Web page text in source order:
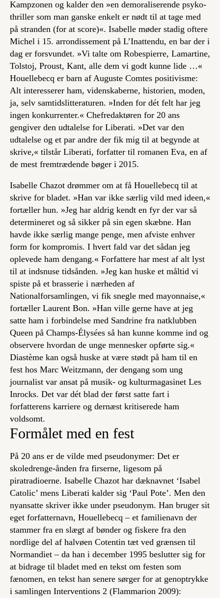
Kampzonen og kalder den »en demoraliserende psyko-
thriller som man ganske enkelt er nødt til at tage med
på stranden (for at score)«. Isabelle møder stadig oftere
Michel i 15. arrondissement på L’Inattendu, en bar der i
dag er forsvundet. »Vi talte om Robespierre, Lamartine,
Tolstoj, Proust, Kant, alle dem vi godt kunne lide …«
Houellebecq er barn af Auguste Comtes positivisme:
Alt interesserer ham, videnskaberne, historien, moden,
ja, selv samtidslitteraturen. »Inden for dét felt har jeg
ingen konkurrenter.« Chefredaktøren for 20 ans
gengiver den udtalelse for Liberati. »Det var den
udtalelse og et par andre der fik mig til at begynde at
skrive,« tilstår Liberati, forfatter til romanen Eva, en af
de mest fremtrædende bøger i 2015.
Isabelle Chazot drømmer om at få Houellebecq til at
skrive for bladet. »Han var ikke særlig vild med ideen,«
fortæller hun. »Jeg har aldrig kendt en fyr der var så
determineret og så sikker på sin egen skæbne. Han
havde ikke særlig mange penge, men afviste enhver
form for kompromis. I hvert fald var det sådan jeg
oplevede ham dengang.« Forfattere har mest af alt lyst
til at indsnuse tidsånden. »Jeg kan huske et måltid vi
spiste på et brasserie i nærheden af
Nationalforsamlingen, vi fik snegle med mayonnaise,«
fortæller Laurent Bon. »Han ville gerne have at jeg
satte ham i forbindelse med Sandrine fra natklubben
Queen på Champs-Élysées så han kunne komme ind og
observere hvordan de unge mennesker opførte sig.«
Diastème kan også huske at være stødt på ham til en
fest hos Marc Weitzmann, der dengang som ung
journalist var ansat på musik- og kulturmagasinet Les
Inrocks. Det var dét blad der først satte fart i
forfatterens karriere og dernæst kritiserede ham
voldsomt.
Formålet med en fest
På 20 ans er de vilde med pseudonymer: Det er
skoledrenge-ånden fra firserne, ligesom på
piratradioerne. Isabelle Chazot har dæknavnet ‘Isabel
Catolic’ mens Liberati kalder sig ‘Paul Pote’. Men den
nyansatte skriver ikke under pseudonym. Han bruger sit
eget forfatternavn, Houellebecq – et familienavn der
stammer fra en slægt af bønder og fiskere fra den
nordlige del af halvøen Cotentin tæt ved grænsen til
Normandiet – da han i december 1995 beslutter sig for
at bidrage til bladet med en tekst om festen som
fænomen, en tekst han senere sørger for at genoptrykke
i samlingen Interventions 2 (Flammarion 2009):